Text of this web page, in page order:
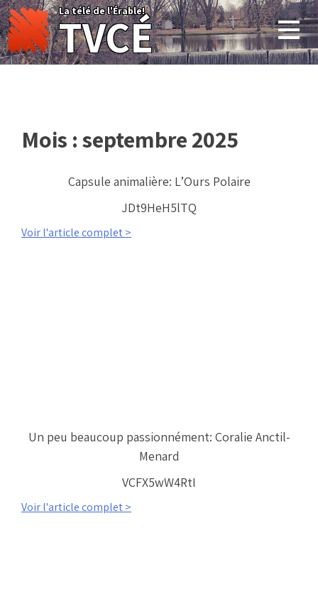
Skip
to
content
La télé de l'Érable!
TVCÉ
Mois :septembre 2025
Capsule animalière: L’Ours Polaire
JDt9HeH5lTQ
Voir l'article complet >
Un peu beaucoup passionnément: Coralie Anctil-
Menard
VCFX5wW4RtI
Voir l'article complet >